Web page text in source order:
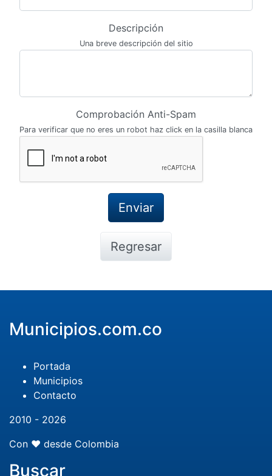
Descripción
Una breve descripción del sitio
Comprobación Anti-Spam
Para verificar que no eres un robot haz click en la casilla blanca
Regresar
Municipios.com.co
Portada
Municipios
Contacto
2010 - 2026
Con ❤️ desde Colombia
Buscar